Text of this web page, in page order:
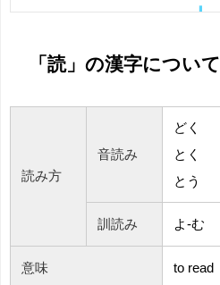
「読」の漢字について
読み方
音読み
どく
とく
とう
訓読み よ-む
意味 to read